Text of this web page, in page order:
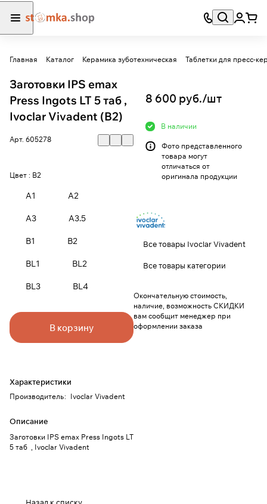
Главная Каталог Керамика зуботехническая Таблетки для пресс-
Заготовки IPS emax
Press Ingots LT 5 таб ,
Ivoclar Vivadent (B2)
Арт. 605278
Цвет : B2
A1 A2
A3 A3.5
B1 B2
BL1 BL2
BL3 BL4
В корзину
Характеристики
Производитель: Ivoclar Vivadent
Описание
Заготовки IPS emax Press Ingots LT
5 таб , Ivoclar Vivadent
8 600 руб./шт
В наличии
Фото представленного
товара могут
отличаться от
оригинала продукции
Все товары Ivoclar Vivadent
Все товары категории
Окончательную стоимость,
наличие, возможность СКИДКИ
вам сообщит менеджер при
оформлении заказа